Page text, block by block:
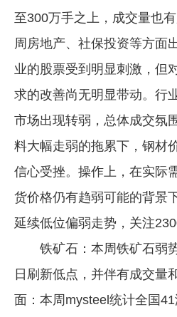
至300万手之上，成交量也
周房地产、社保投资等方面
业的股票受到明显刺激，但
求的改善尚无明显带动。行
市场出现转弱，总体成交氛
料大幅走弱的拖累下，钢材
信心受挫。操作上，在实际
货价格仍有趋弱可能的背景
延续低位偏弱走势，关注
铁矿石：本周铁矿石弱
日刷新低点，并伴有成交量
面：本周mysteel统计全国